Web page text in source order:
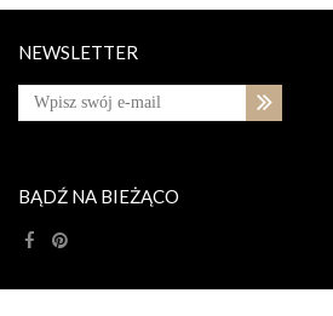
NEWSLETTER
BĄDŹ NA BIEŻĄCO